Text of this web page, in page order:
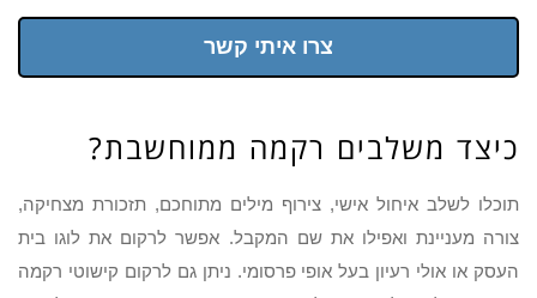
צרו איתי קשר
כיצד משלבים רקמה ממוחשבת?
תוכלו לשלב איחול אישי, צירוף מילים מתוחכם, תזכורת מצחיקה,
צורה מעניינת ואפילו את שם המקבל. אפשר לרקום את לוגו בית
העסק או אולי רעיון בעל אופי פרסומי. ניתן גם לרקום קישוטי רקמה